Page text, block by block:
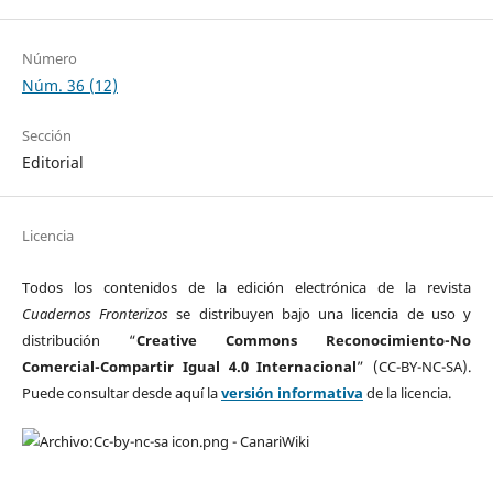
Número
Núm. 36 (12)
Sección
Editorial
Licencia
Todos los contenidos de la edición electrónica de la revista
Cuadernos Fronterizos se distribuyen bajo una licencia de uso y
distribución “Creative Commons Reconocimiento-No
Comercial-Compartir Igual 4.0 Internacional” (CC-BY-NC-SA).
Puede consultar desde aquí laversión informativa de la licencia.